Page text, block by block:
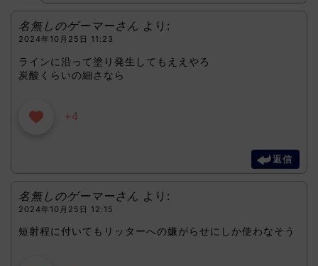
名無しのゲーマーさん より:
2024年10月25日 11:23
ラインに沿って塗り発生してもええやろ
炭酸くらいの細さなら
+4
返信
名無しのゲーマーさん より:
2024年10月25日 12:15
短射程に付いてもリッターへの嫌がらせにしか使わなそう